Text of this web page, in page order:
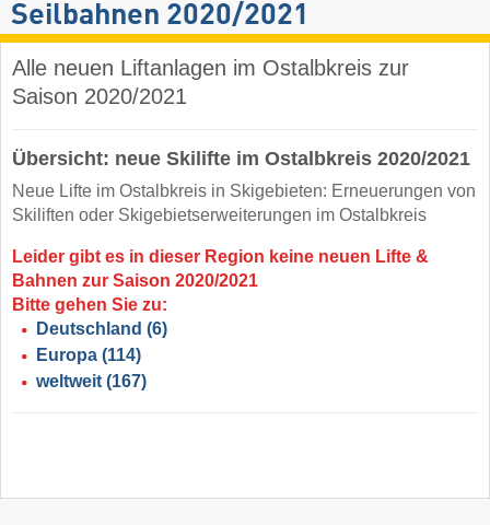
Seilbahnen 2020/2021
Alle neuen Liftanlagen im Ostalbkreis zur
Saison 2020/2021
Übersicht: neue Skilifte im Ostalbkreis 2020/2021
Neue Lifte im Ostalbkreis in Skigebieten: Erneuerungen von
Skiliften oder Skigebietserweiterungen im Ostalbkreis
Leider gibt es in dieser Region keine neuen Lifte &
Bahnen zur Saison 2020/2021
Bitte gehen Sie zu:
Deutschland (6)
Europa (114)
weltweit (167)